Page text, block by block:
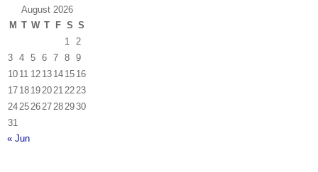
August 2026
M T W T F S S
1
2
3
4 5 6 7 8
9
10 11 12 13 14 15 16
17 18 19 20 21 22 23
24 25 26 27 28 2930
31
« Jun